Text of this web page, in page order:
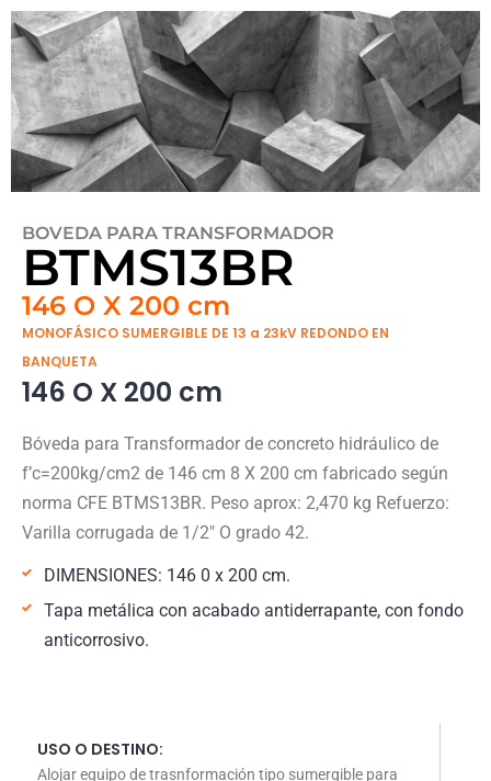
BOVEDA PARA TRANSFORMADOR
BTMS13BR
146 O X 200 cm
MONOFÁSICO SUMERGIBLE DE 13 a 23kV REDONDO EN
BANQUETA
146 O X 200 cm
Bóveda para Transformador de concreto hidráulico de
f’c=200kg/cm2 de 146 cm 8 X 200 cm fabricado según
norma CFE BTMS13BR. Peso aprox: 2,470 kg Refuerzo:
Varilla corrugada de 1/2″ O grado 42.
DIMENSIONES: 146 0 x 200 cm.
Tapa metálica con acabado antiderrapante, con fondo
anticorrosivo.
USO O DESTINO:
Alojar equipo de trasnformación tipo sumergible para